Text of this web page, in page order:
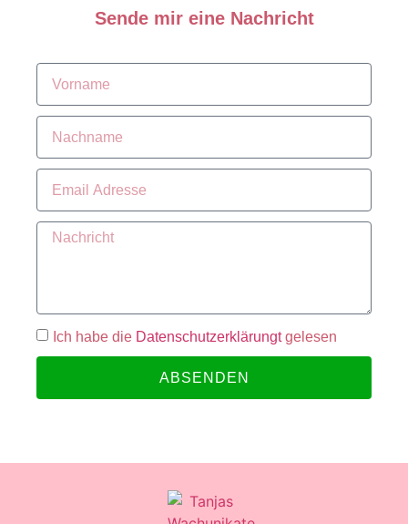
Sende mir eine Nachricht
Ich habe die Datenschutzerklärungtgelesen
ABSENDEN